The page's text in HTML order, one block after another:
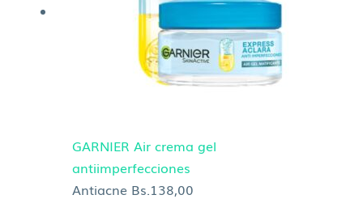
GARNIER Air crema gel
antiimperfecciones
Antiacne Bs.138,00